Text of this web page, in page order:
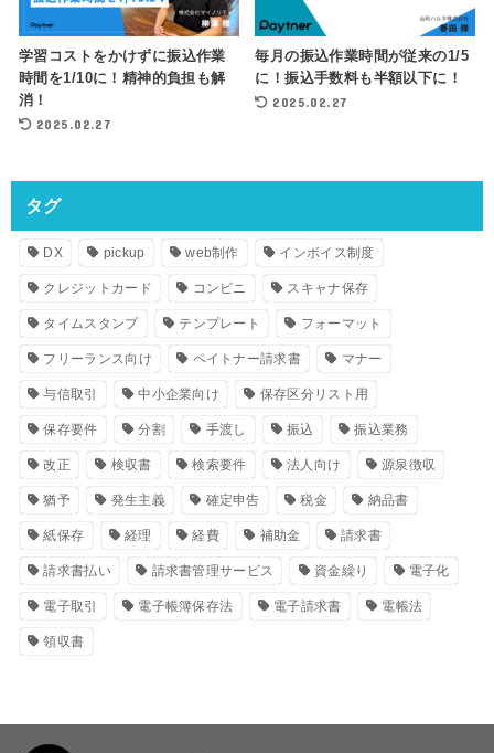
学習コストをかけずに振込作業
時間を1/10に！精神的負担も解
消！
2025.02.27
毎月の振込作業時間が従来の1/5
に！振込手数料も半額以下に！
2025.02.27
タグ
DX pickup web制作 インボイス制度
クレジットカード コンビニ スキャナ保存
タイムスタンプ テンプレート フォーマット
フリーランス向け ペイトナー請求書 マナー
与信取引 中小企業向け 保存区分リスト用
保存要件 分割 手渡し 振込 振込業務
改正 検収書 検索要件 法人向け 源泉徴収
猶予 発生主義 確定申告 税金 納品書
紙保存 経理 経費 補助金 請求書
請求書払い 請求書管理サービス 資金繰り 電子化
電子取引 電子帳簿保存法 電子請求書 電帳法
領収書